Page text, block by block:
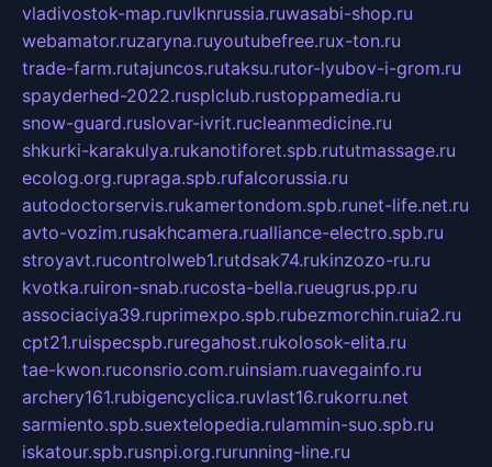
vladivostok-map.ruvlknrussia.ruwasabi-shop.ru
webamator.ruzaryna.ruyoutubefree.rux-ton.ru
trade-farm.rutajuncos.rutaksu.rutor-lyubov-i-grom.ru
spayderhed-2022.rusplclub.rustoppamedia.ru
snow-guard.ruslovar-ivrit.rucleanmedicine.ru
shkurki-karakulya.rukanotiforet.spb.rututmassage.ru
ecolog.org.rupraga.spb.rufalcorussia.ru
autodoctorservis.rukamertondom.spb.runet-life.net.ru
avto-vozim.rusakhcamera.rualliance-electro.spb.ru
stroyavt.rucontrolweb1.rutdsak74.rukinzozo-ru.ru
kvotka.ruiron-snab.rucosta-bella.rueugrus.pp.ru
associaciya39.ruprimexpo.spb.rubezmorchin.ruia2.ru
cpt21.ruispecspb.ruregahost.rukolosok-elita.ru
tae-kwon.ruconsrio.com.ruinsiam.ruavegainfo.ru
archery161.rubigencyclica.ruvlast16.rukorru.net
sarmiento.spb.suextelopedia.rulammin-suo.spb.ru
iskatour.spb.rusnpi.org.rurunning-line.ru